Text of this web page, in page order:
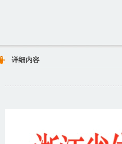
详细内容